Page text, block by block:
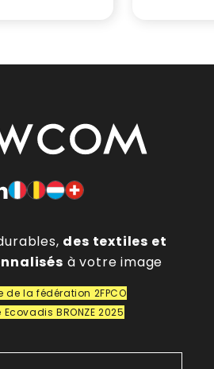
des textiles et
à votre image
de la fédération 2FPCO
BRONZE 2025